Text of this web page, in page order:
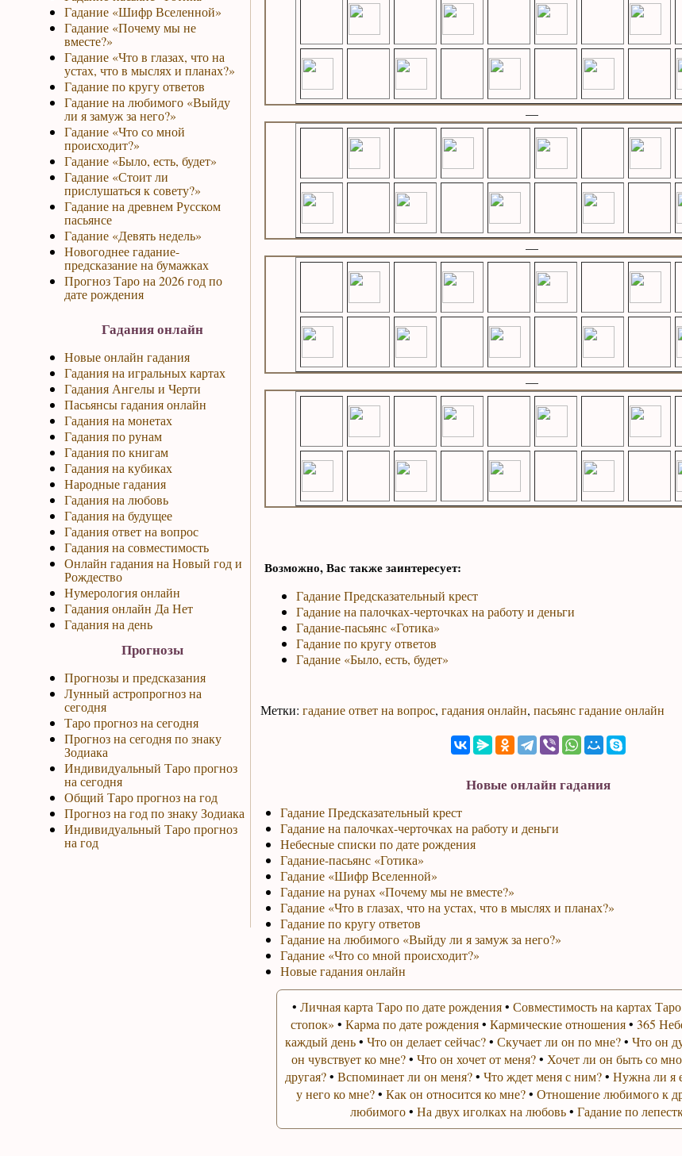
Гадание «Шифр Вселенной»
Гадание «Почему мы не
вместе?»
Гадание «Что в глазах, что на
устах, что в мыслях и планах?»
Гадание по кругу ответов
Гадание на любимого «Выйду
ли я замуж за него?»
Гадание «Что со мной
происходит?»
Гадание «Было, есть, будет»
Гадание «Стоит ли
прислушаться к совету?»
Гадание на древнем Русском
пасьянсе
Гадание «Девять недель»
Новогоднее гадание-
предсказание на бумажках
Прогноз Таро на 2026 год по
дате рождения
Гадания онлайн
Новые онлайн гадания
Гадания на игральных картах
Гадания Ангелы и Черти
Пасьянсы гадания онлайн
Гадания на монетах
Гадания по рунам
Гадания по книгам
Гадания на кубиках
Народные гадания
Гадания на любовь
Гадания на будущее
Гадания ответ на вопрос
Гадания на совместимость
Онлайн гадания на Новый год и
Рождество
Нумерология онлайн
Гадания онлайн Да Нет
Гадания на день
Прогнозы
Прогнозы и предсказания
Лунный астропрогноз на
сегодня
Таро прогноз на сегодня
Прогноз на сегодня по знаку
Зодиака
Индивидуальный Таро прогноз
на сегодня
Общий Таро прогноз на год
Прогноз на год по знаку Зодиака
Индивидуальный Таро прогноз
на год
—
—
—
Возможно, Вас также заинтересует:
Гадание Предсказательный крест
Гадание на палочках-черточках на работу и деньги
Гадание-пасьянс «Готика»
Гадание по кругу ответов
Гадание «Было, есть, будет»
Метки: гадание ответ на вопрос, гадания онлайн, пасьянс гадание онлайн
Новые онлайн гадания
Гадание Предсказательный крест
Гадание на палочках-черточках на работу и деньги
Небесные списки по дате рождения
Гадание-пасьянс «Готика»
Гадание «Шифр Вселенной»
Гадание на рунах «Почему мы не вместе?»
Гадание «Что в глазах, что на устах, что в мыслях и планах?»
Гадание по кругу ответов
Гадание на любимого «Выйду ли я замуж за него?»
Гадание «Что со мной происходит?»
Новые гадания онлайн
• Личная карта Таро по дате рождения• Совместимость на картах Таро
стопок» • Карма по дате рождения• Кармические отношения• 365
каждый день• Что он делает сейчас?• Скучает ли он по мне?• Что он
он чувствует ко мне?• Что он хочет от меня?• Хочет ли он быть со
другая?• Вспоминает ли он меня?• Что ждет меня с ним?• Нужна ли я
у него ко мне?• Как он относится ко мне?• Отношение любимого к
любимого• На двух иголках на любовь• Гадание по